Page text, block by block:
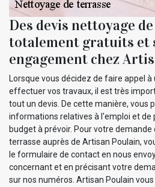
Des devis nettoyage
totalement gratuits et
engagement chez
Lorsque vous décidez de faire appel
effectuer vos travaux, il est très
tout un devis. De cette manière, vous
informations relatives à l'emploi et de
budget à prévoir. Pour votre
terrasse auprès de Artisan Poulain,
le formulaire de contact en nous
concernant et en précisant votre
sur nos numéros. Artisan Poulain